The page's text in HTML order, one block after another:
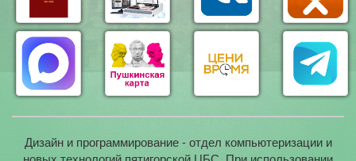
Дизайн и программирование - отдел компьютеризации и